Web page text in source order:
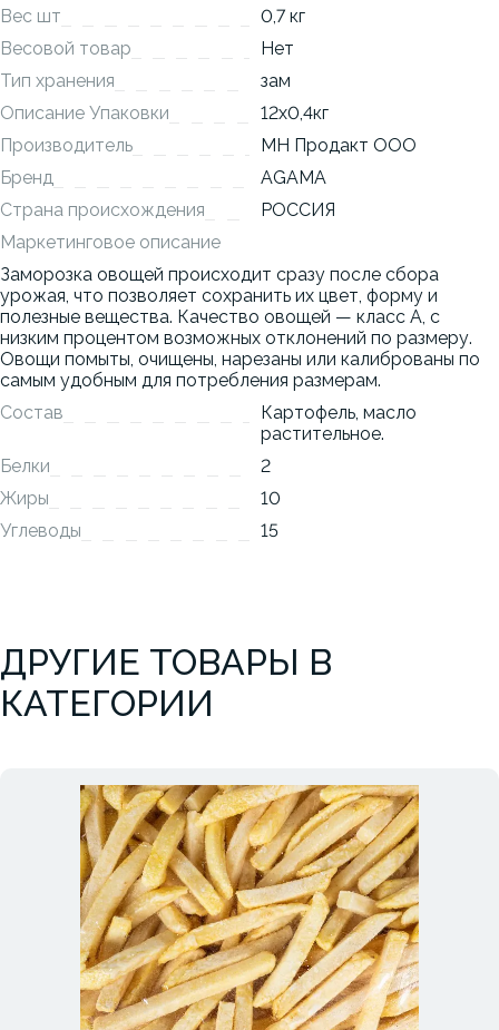
Вес шт
0,7 кг
Весовой товар
Нет
Тип хранения
зам
Описание Упаковки
12x0,4кг
Производитель
МН Продакт ООО
Бренд
AGAMA
Страна происхождения
РОССИЯ
Маркетинговое описание
Заморозка овощей происходит сразу после сбора
урожая, что позволяет сохранить их цвет, форму и
полезные вещества. Качество овощей — класс А, с
низким процентом возможных отклонений по размеру.
Овощи помыты, очищены, нарезаны или калиброваны по
самым удобным для потребления размерам.
Состав
Картофель, масло
растительное.
Белки
2
Жиры
10
Углеводы
15
ДРУГИЕ ТОВАРЫ В
КАТЕГОРИИ